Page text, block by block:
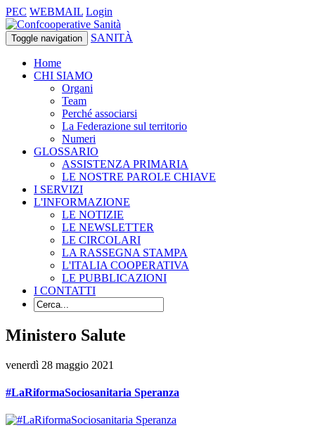
PEC WEBMAIL Login
Toggle navigation SANITÀ
Home
CHI SIAMO
Organi
Team
Perché associarsi
La Federazione sul territorio
Numeri
GLOSSARIO
ASSISTENZA PRIMARIA
LE NOSTRE PAROLE CHIAVE
I SERVIZI
L'INFORMAZIONE
LE NOTIZIE
LE NEWSLETTER
LE CIRCOLARI
LA RASSEGNA STAMPA
L'ITALIA COOPERATIVA
LE PUBBLICAZIONI
I CONTATTI
Ministero Salute
venerdì 28 maggio 2021
#LaRiformaSociosanitaria Speranza